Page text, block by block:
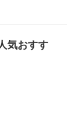
気おすす